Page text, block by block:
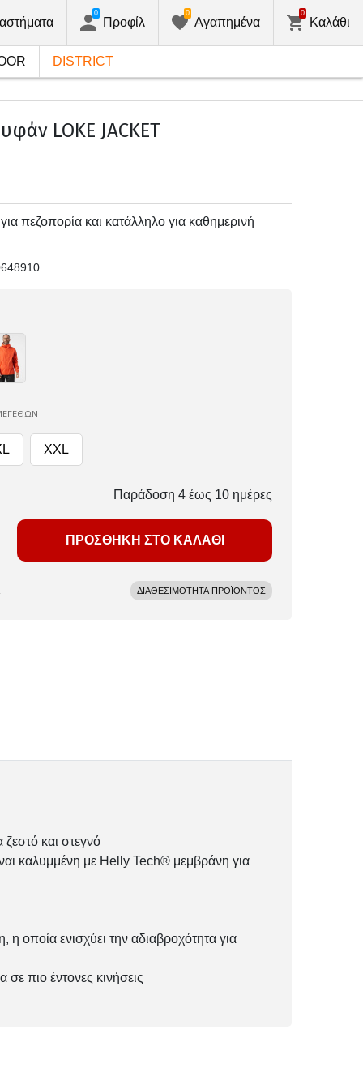
Προφίλ
0
Αγαπημένα
0
Καλάθι
0
DISTRICT
LOKE JACKET
πεζοπορία και κατάλληλο για καθημερινή
XXL
Παράδοση 4 έως 10 ημέρες
ΠΡΟΣΘΗΚΗ ΣΤΟ ΚΑΛΑΘΙ
ΔΙΑΘΕΣΙΜΟΤΗΤΑ ΠΡΟΪΟΝΤΟΣ
και στεγνό
καλυμμένη με Helly Tech® μεμβράνη για
οποία ενισχύει την αδιαβροχότητα για
πιο έντονες κινήσεις